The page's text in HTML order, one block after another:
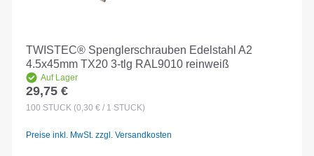
TWISTEC® Spenglerschrauben Edelstahl A2
4.5x45mm TX20 3-tlg RAL9010 reinweiß
Auf Lager
Regulärer Preis:
29,75 €
100 STÜCK (0,30 € / 1 STÜCK)
Preise inkl. MwSt. zzgl. Versandkosten